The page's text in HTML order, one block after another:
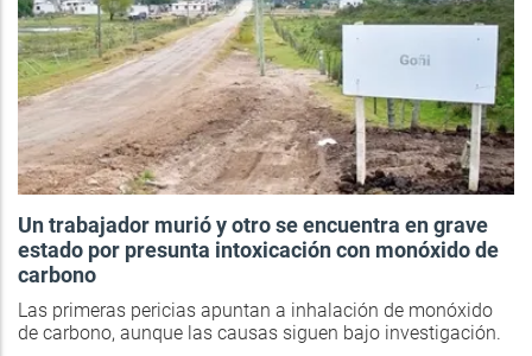
Un trabajador murió y otro se encuentra en grave
estado por presunta intoxicación con monóxido de
carbono
Las primeras pericias apuntan a inhalación de monóxido
de carbono, aunque las causas siguen bajo investigación.